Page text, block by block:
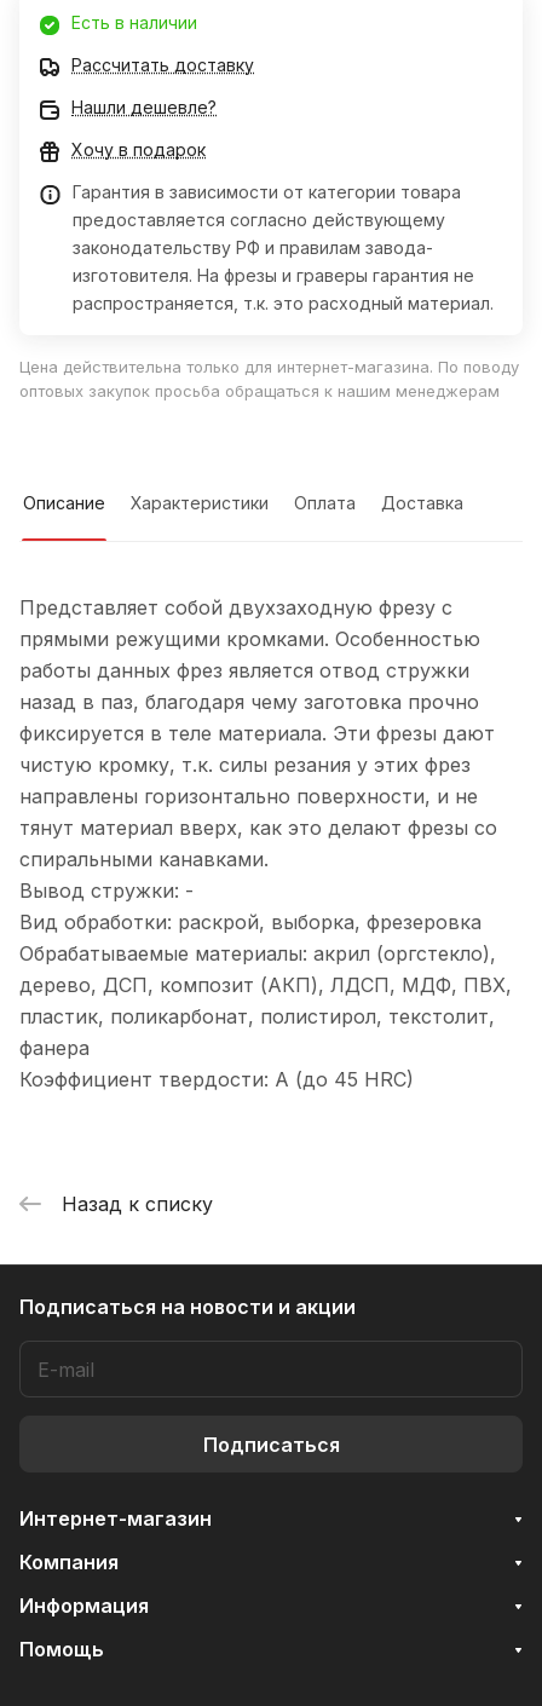
Есть в наличии
Рассчитать доставку
Нашли дешевле?
Хочу в подарок
Гарантия в зависимости от категории товара
предоставляется согласно действующему
законодательству РФ и правилам завода-
изготовителя. На фрезы и граверы гарантия не
распространяется, т.к. это расходный материал.
Цена действительна только для интернет-магазина. По поводу
оптовых закупок просьба обращаться к нашим менеджерам
Описание Характеристики Оплата Доставка
Представляет собой двухзаходную фрезу с
прямыми режущими кромками. Особенностью
работы данных фрез является отвод стружки
назад в паз, благодаря чему заготовка прочно
фиксируется в теле материала. Эти фрезы дают
чистую кромку, т.к. силы резания у этих фрез
направлены горизонтально поверхности, и не
тянут материал вверх, как это делают фрезы со
спиральными канавками.
Вывод стружки: -
Вид обработки: раскрой, выборка, фрезеровка
Обрабатываемые материалы: акрил (оргстекло),
дерево, ДСП, композит (АКП), ЛДСП, МДФ, ПВХ,
пластик, поликарбонат, полистирол, текстолит,
фанера
Коэффициент твердости: A (до 45 HRC)
Назад к списку
Подписаться на новости и акции
Подписаться
Интернет-магазин
Компания
Информация
Помощь